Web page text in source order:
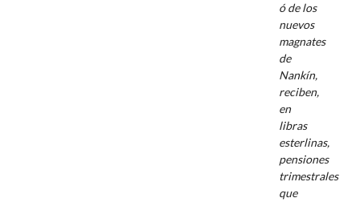
ó de los
nuevos
magnates
de
Nankín,
reciben,
en
libras
esterlinas,
pensiones
trimestrales
que